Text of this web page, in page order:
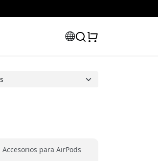
Accesorios para AirPods